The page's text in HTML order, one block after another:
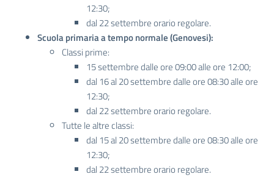
12:30;
dal 22 settembre orario regolare.
Scuola primaria a tempo normale (Genovesi):
Classi prime:
15 settembre dalle ore 09:00 alle ore 12:00;
dal 16 al 20 settembre dalle ore 08:30 alle ore
12:30;
dal 22 settembre orario regolare.
Tutte le altre classi:
dal 15 al 20 settembre dalle ore 08:30 alle ore
12:30;
dal 22 settembre orario regolare.